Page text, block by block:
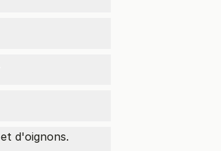
et d'oignons.